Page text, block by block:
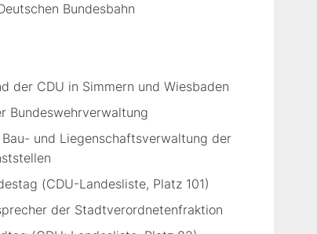
Bundesbahn
der CDU in Simmern und Wiesbaden
Bundeswehrverwaltung
und Liegenschaftsverwaltung der
(CDU-Landesliste, Platz 101)
der Stadtverordnetenfraktion